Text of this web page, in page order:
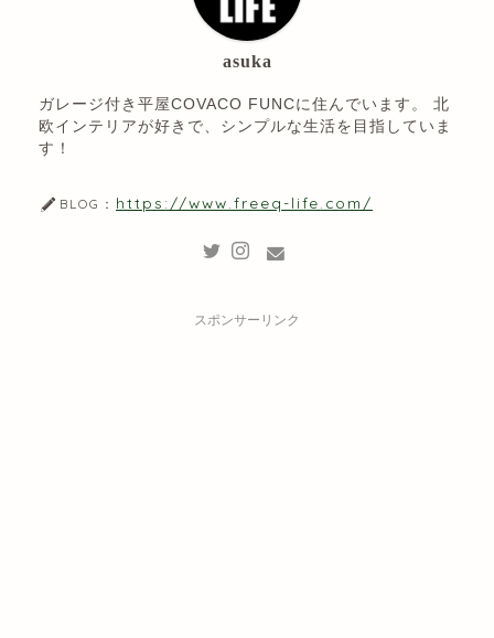
asuka
ガレージ付き平屋COVACO FUNCに住んでいます。 北
欧インテリアが好きで、シンプルな生活を目指していま
す！
BLOG： https://www.freeq-life.com/
スポンサーリンク